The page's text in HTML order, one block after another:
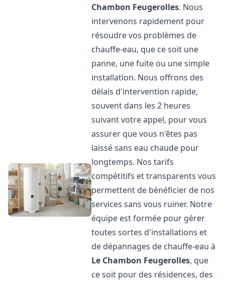
Chambon Feugerolles. Nous
intervenons rapidement pour
résoudre vos problèmes de
chauffe-eau, que ce soit une
panne, une fuite ou une simple
installation. Nous offrons des
délais d'intervention rapide,
souvent dans les 2 heures
suivant votre appel, pour vous
assurer que vous n'êtes pas
laissé sans eau chaude pour
longtemps. Nos tarifs
compétitifs et transparents vous
permettent de bénéficier de nos
services sans vous ruiner. Notre
équipe est formée pour gérer
toutes sortes d'installations et
de dépannages de chauffe-eau à
Le Chambon Feugerolles, que
ce soit pour des résidences, des